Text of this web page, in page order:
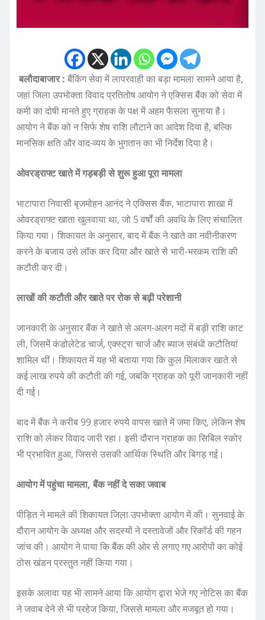
बलौदाबाजार : बैंकिंग सेवा में लापरवाही का बड़ा मामला सामने आया है,
जहां जिला उपभोक्ता विवाद प्रतितोष आयोग ने एक्सिस बैंक को सेवा में
कमी का दोषी मानते हुए ग्राहक के पक्ष में अहम फैसला सुनाया है।
आयोग ने बैंक को न सिर्फ शेष राशि लौटाने का आदेश दिया है, बल्कि
मानसिक क्षति और वाद-व्यय के भुगतान का भी निर्देश दिया है।
ओवरड्राफ्ट खाते में गड़बड़ी से शुरू हुआ पूरा मामला
भाटापारा निवासी बृजमोहन आनंद ने एक्सिस बैंक, भाटापारा शाखा में
ओवरड्राफ्ट खाता खुलवाया था, जो 5 वर्षों की अवधि के लिए संचालित
किया गया। शिकायत के अनुसार, बाद में बैंक ने खाते का नवीनीकरण
करने के बजाय उसे लॉक कर दिया और खाते से भारी-भरकम राशि की
कटौती कर दी।
लाखों की कटौती और खाते पर रोक से बढ़ी परेशानी
जानकारी के अनुसार बैंक ने खाते से अलग-अलग मदों में बड़ी राशि काट
ली, जिसमें कंडोलेटेड चार्ज, एक्स्ट्रा चार्ज और ब्याज संबंधी कटौतियां
शामिल थीं। शिकायत में यह भी बताया गया कि कुल मिलाकर खाते से
कई लाख रुपये की कटौती की गई, जबकि ग्राहक को पूरी जानकारी नहीं
दी गई।
बाद में बैंक ने करीब 99 हजार रुपये वापस खाते में जमा किए, लेकिन शेष
राशि को लेकर विवाद जारी रहा। इसी दौरान ग्राहक का सिबिल स्कोर
भी प्रभावित हुआ, जिससे उसकी आर्थिक स्थिति और बिगड़ गई।
आयोग में पहुंचा मामला, बैंक नहीं दे सका जवाब
पीड़ित ने मामले की शिकायत जिला उपभोक्ता आयोग में की। सुनवाई के
दौरान आयोग के अध्यक्ष और सदस्यों ने दस्तावेजों और रिकॉर्ड की गहन
जांच की। आयोग ने पाया कि बैंक की ओर से लगाए गए आरोपों का कोई
ठोस खंडन प्रस्तुत नहीं किया गया।
इसके अलावा यह भी सामने आया कि आयोग द्वारा भेजे गए नोटिस का बैंक
ने जवाब देने से भी परहेज किया, जिससे मामला और मजबूत हो गया।